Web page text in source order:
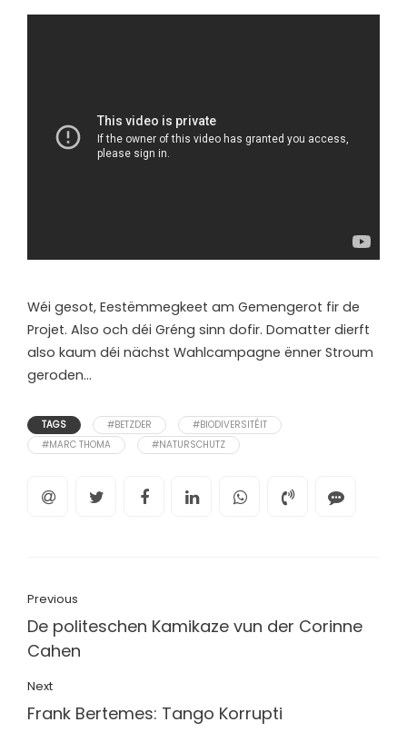
Wéi gesot, Eestëmmegkeet am Gemengerot fir de
Projet. Also och déi Gréng sinn dofir. Domatter dierft
also kaum déi nächst Wahlcampagne ënner Stroum
geroden…
TAGS #BETZDER
#BIODIVERSITÉIT
#MARC THOMA
#NATURSCHUTZ
Previous
De politeschen Kamikaze vun der Corinne
Cahen
Next
Frank Bertemes: Tango Korrupti